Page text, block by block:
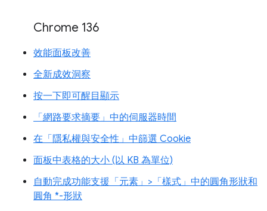
Chrome 136
效能面板改善
全新成效洞察
按一下即可醒目顯示
「網路要求摘要」中的伺服器時間
在「隱私權與安全性」中篩選 Cookie
面板中表格的大小 (以 KB 為單位)
自動完成功能支援「元素」>「樣式」中的圓角形狀和
圓角 *-形狀